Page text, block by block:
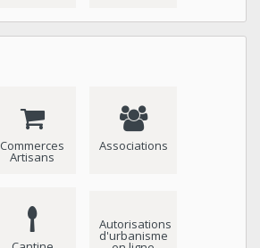
Commerces
Artisans
Associations
Autorisations
d'urbanisme